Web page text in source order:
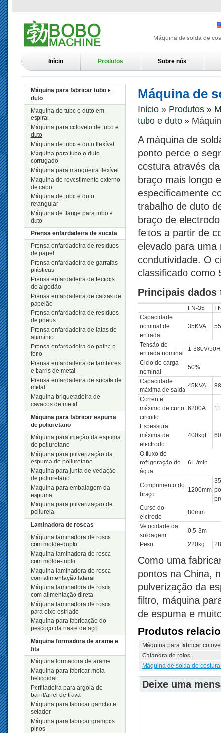
Máquina de solda de
Início Produtos Sobre nós
Máquina para fabricar tubo e
duto
Máquina de tubo e duto em
espiral
Máquina para cotovelo de tubo e
duto
Máquina de tubo e duto flexível
Máquina para tubo e duto
corrugado
Máquina para mangueira flexível
Máquina de revestimento externo
de cabo
Máquina de tubo e duto
retangular
Máquina de flange para tubo e
duto
Prensa enfardadeira de sucata
Prensa enfardadeira de resíduos
de papel
Prensa enfardadeira de garrafas
plásticas
Prensa enfardadeira de tecidos
de algodão
Prensa enfardadeira de caixas de
papelão
Prensa enfardadeira de resíduos
de pneus
Prensa enfardadeira de latas de
alumínio
Prensa enfardadeira de palha e
feno
Prensa enfardadeira de tambores
e barris de metal
Prensa enfardadeira de sucata de
metal
Máquina briquetadeira de
cavacos de metal
Máquina para fabricar espuma
de poliuretano
Máquina para injeção da espuma
de poliuretano
Máquina para pulverização da
espuma de poliuretano
Máquina para junta de vedação
de poliuretano
Máquina para embalagem da
espuma
Máquina para pulverização de
poliureia
Laminadora de roscas
Máquina laminadora de rosca
com molde-duplo
Máquina laminadora de rosca
com molde-triplo
Máquina laminadora de rosca
com alimentação lateral
Máquina laminadora de rosca
com alimentação direta
Máquina laminadora de rosca
para eixo estriado
Máquina para fabricação do
pescoço da haste de aço
Máquina formadora de arame e
fita
Máquina formadora de arame
Máquina para fabricar mola
helicoidal
Perfiladeira para argola de
barril/anel de trava
Máquina para fabricar gancho e
selador
Máquina para fabricar grampos
pinos
Máquina de
Início» Produtos»
tubo e duto»
A máquina de
ponto perde o
costura através
braço mais longo
especificamente
trabalho de duto
braço de
feitos a partir de
elevado para uma
condutividade. O
classificado como
Principais dados
FN-35
Capacidade
nominal de
entrada
35KVA
Tensão de
entrada nominal
1-380V/
Ciclo de carga
nominal
50%
Capacidade
máxima de saída
45KVA
Corrente
máximo de curto
circuito
6200A
Espessura
máxima de
electrodo
400kgf
O fluxo de
refrigeração de
água
6L /min
Comprimento do
braço
1200mm
Curso do
eletrodo
80mm
Velocidade da
soldagem
0.5-3m
Peso
220kg
Como uma
pontos na China,
pulverização da
filtro, máquina
de espuma e
Produtos
Máquina para fabricar
Calandra de rolos
Máquina de solda de
Deixe uma